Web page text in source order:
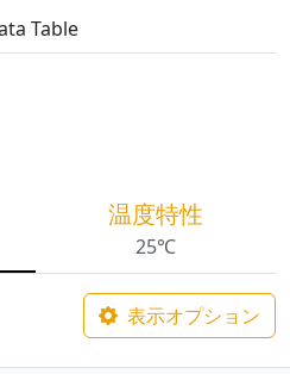
Table
温度特性
25℃
表示オプション